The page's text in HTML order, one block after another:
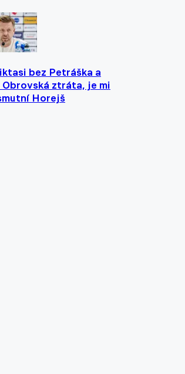
bez Petráška a
Obrovská ztráta, je mi
Horejš